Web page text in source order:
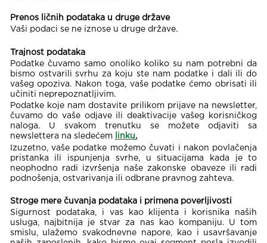
Prenos ličnih podataka u druge države
Vaši podaci se ne iznose u druge države.
Trajnost podataka
Podatke čuvamo samo onoliko koliko su nam potrebni da
bismo ostvarili svrhu za koju ste nam podatke i dali ili do
vašeg opoziva. Nakon toga, vaše podatke ćemo obrisati ili
učiniti neprepoznatljivim.
Podatke koje nam dostavite prilikom prijave na newsletter,
čuvamo do vaše odjave ili deaktivacije vašeg korisničkog
naloga. U svakom trenutku se možete odjaviti sa
newslettera na sledećem linku.
Izuzetno, vaše podatke možemo čuvati i nakon povlačenja
pristanka ili ispunjenja svrhe, u situacijama kada je to
neophodno radi izvršenja naše zakonske obaveze ili radi
podnošenja, ostvarivanja ili odbrane pravnog zahteva.
Stroge mere čuvanja podataka i primena poverljivosti
Sigurnost podataka, i vas kao klijenta i korisnika naših
usluga, najbitnija je stvar za nas kao kompaniju. U tom
smislu, ulažemo svakodnevne napore, kao i usavršavanje